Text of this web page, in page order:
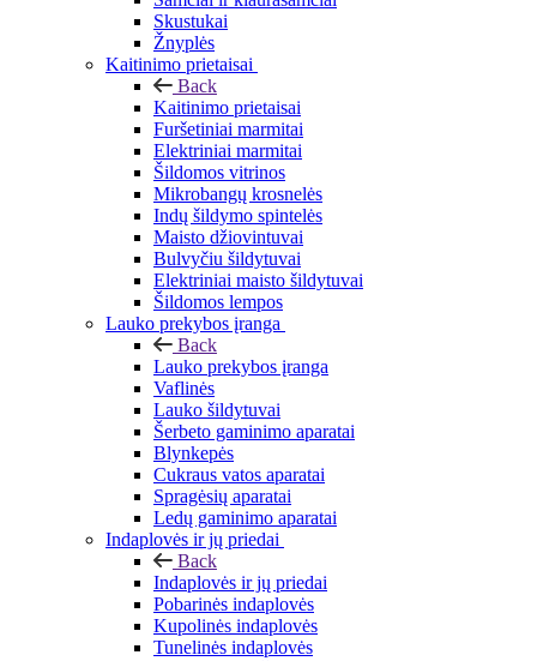
Skustukai
Žnyplės
Kaitinimo prietaisai
Back
Kaitinimo prietaisai
Furšetiniai marmitai
Elektriniai marmitai
Šildomos vitrinos
Mikrobangų krosnelės
Indų šildymo spintelės
Maisto džiovintuvai
Bulvyčiu šildytuvai
Elektriniai maisto šildytuvai
Šildomos lempos
Lauko prekybos įranga
Back
Lauko prekybos įranga
Vaflinės
Lauko šildytuvai
Šerbeto gaminimo aparatai
Blynkepės
Cukraus vatos aparatai
Spragėsių aparatai
Ledų gaminimo aparatai
Indaplovės ir jų priedai
Back
Indaplovės ir jų priedai
Pobarinės indaplovės
Kupolinės indaplovės
Tunelinės indaplovės